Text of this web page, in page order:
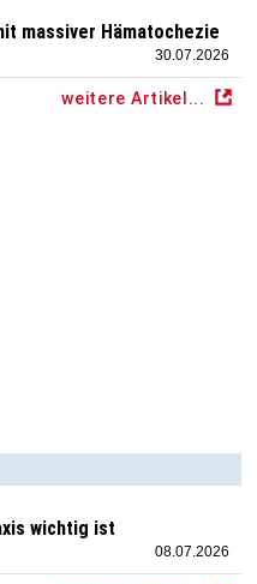
massiver Hämatochezie
30.07.2026
weitere Artikel...
wichtig ist
08.07.2026